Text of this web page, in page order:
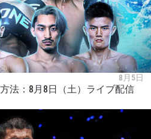
8月5日
方法：8月8日（土）ライブ配信